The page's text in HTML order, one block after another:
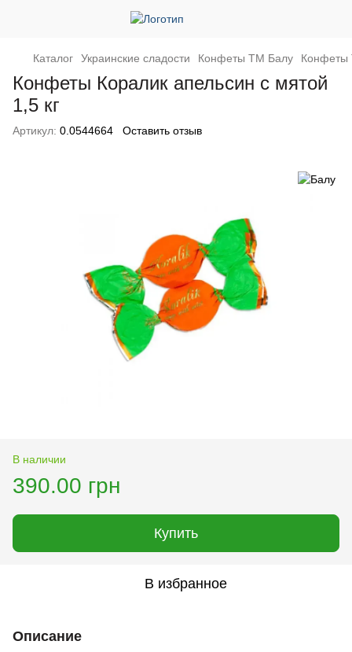
Каталог Украинские сладости Конфеты ТМ Балу Конфеты
Конфеты Коралик апельсин с мятой
1,5 кг
Артикул: 0.0544664 Оставить отзыв
В наличии
390.00 грн
Купить
В избранное
Описание